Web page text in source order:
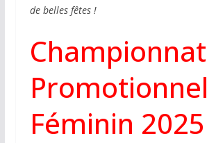
de belles fêtes !
Championnat
Promotionnel
Féminin 2025